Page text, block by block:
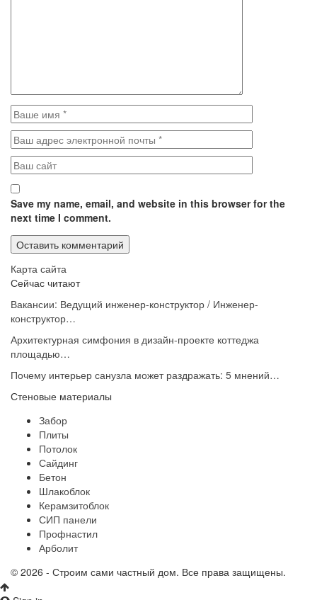
Save my name, email, and website in this browser for the
next time I comment.
Карта сайта
Сейчас читают
Вакансии: Ведущий инженер-конструктор / Инженер-
конструктор…
Архитектурная симфония в дизайн-проекте коттеджа
площадью…
Почему интерьер санузла может раздражать: 5 мнений…
Стеновые материалы
Забор
Плиты
Потолок
Сайдинг
Бетон
Шлакоблок
Керамзитоблок
СИП панели
Профнастил
Арболит
© 2026 - Строим сами частный дом. Все права защищены.